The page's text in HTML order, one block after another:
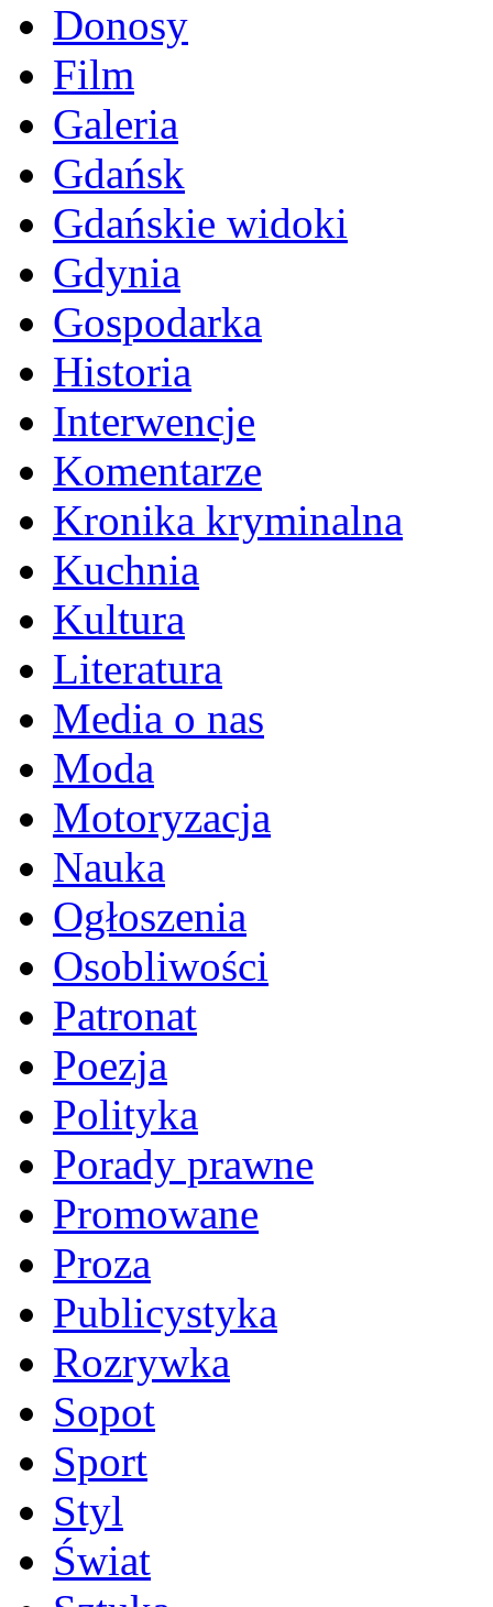
Donosy
Film
Galeria
Gdańsk
Gdańskie widoki
Gdynia
Gospodarka
Historia
Interwencje
Komentarze
Kronika kryminalna
Kuchnia
Kultura
Literatura
Media o nas
Moda
Motoryzacja
Nauka
Ogłoszenia
Osobliwości
Patronat
Poezja
Polityka
Porady prawne
Promowane
Proza
Publicystyka
Rozrywka
Sopot
Sport
Styl
Świat